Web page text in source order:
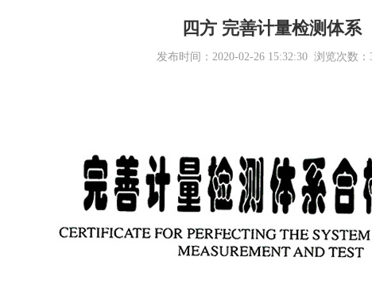
四方 完善计量检测体系
发布时间：2020-02-26 15:32:30 浏览次数：